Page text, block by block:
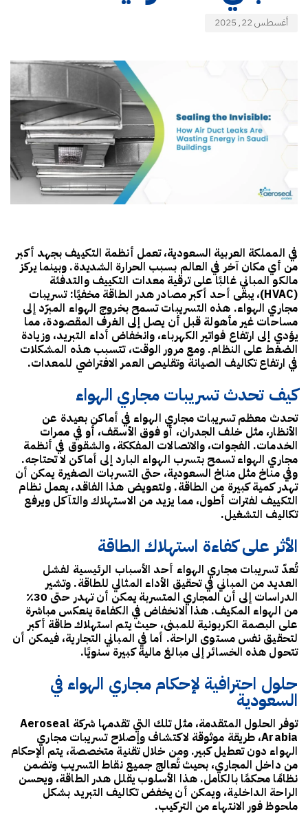
أغسطس 22, 2025
في المملكة العربية السعودية، تعمل أنظمة التكييف بجهد أكبر
من أي مكان آخر في العالم بسبب الحرارة الشديدة. وبينما يركز
مالكو المباني غالبًا على ترقية معدات التكييف والتدفئة
(HVAC)، يبقى أحد أكبر مصادر هدر الطاقة مخفيًا:
تسريبات
مجاري الهواء. هذه التسريبات تسمح بخروج الهواء المبرّد إلى
مساحات غير مأهولة قبل أن يصل إلى الغرف المقصودة، مما
يؤدي إلى ارتفاع فواتير الكهرباء، وانخفاض أداء التبريد، وزيادة
الضغط على النظام. ومع مرور الوقت، تتسبب هذه المشكلات
في ارتفاع تكاليف الصيانة وتقليص العمر الافتراضي للمعدات.
كيف تحدث تسريبات مجاري الهواء
تحدث معظم تسريبات مجاري الهواء في أماكن بعيدة عن
الأنظار، مثل خلف الجدران، أو فوق الأسقف، أو في ممرات
الخدمات. الفجوات، والاتصالات المفككة، والشقوق في أنظمة
مجاري الهواء تسمح بتسرب الهواء البارد إلى أماكن لا تحتاجه.
وفي مناخ مثل مناخ السعودية، حتى التسربات الصغيرة يمكن أن
تهدر كمية كبيرة من الطاقة. ولتعويض هذا الفاقد، يعمل نظام
التكييف لفترات أطول، مما يزيد من الاستهلاك والتآكل ويرفع
تكاليف التشغيل.
الأثر على كفاءة استهلاك الطاقة
تُعدّ تسريبات مجاري الهواء أحد الأسباب الرئيسية لفشل
العديد من المباني في تحقيق الأداء المثالي للطاقة. وتشير
الدراسات إلى أن المجاري المتسربة يمكن أن تهدر
حتى 30٪
من الهواء المكيف. هذا الانخفاض في الكفاءة ينعكس مباشرة
على البصمة الكربونية للمبنى، حيث يتم استهلاك طاقة أكبر
لتحقيق نفس مستوى الراحة. أما في المباني التجارية، فيمكن أن
تتحول هذه الخسائر إلى مبالغ مالية كبيرة سنويًا.
حلول احترافية لإحكام مجاري الهواء في
السعودية
توفر الحلول المتقدمة، مثل تلك التي تقدمها
شركة Aeroseal
Arabia، طريقة موثوقة لاكتشاف وإصلاح تسريبات مجاري
الهواء دون تعطيل كبير. ومن خلال تقنية متخصصة، يتم الإحكام
من داخل المجاري، بحيث تُعالج جميع نقاط التسريب وتضمن
نظامًا محكمًا بالكامل. هذا الأسلوب يقلل هدر الطاقة، ويحسن
الراحة الداخلية، ويمكن أن يخفض تكاليف التبريد بشكل
ملحوظ فور الانتهاء من التركيب.